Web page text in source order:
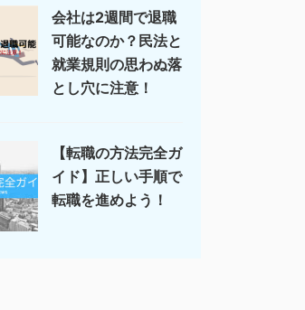
会社は2週間で退職
可能なのか？民法と
就業規則の思わぬ落
とし穴に注意！
【転職の方法完全ガ
イド】正しい手順で
転職を進めよう！